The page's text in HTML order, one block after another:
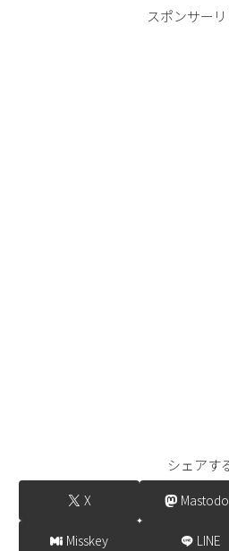
スポンサー
シェアす
X
Misskey LINE